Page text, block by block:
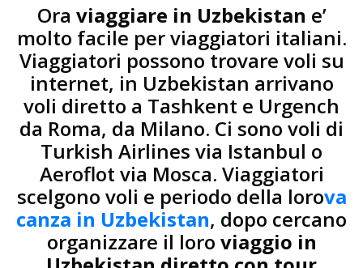
Ora viaggiare in Uzbekistan e’
molto facile per viaggiatori italiani.
Viaggiatori possono trovare voli su
internet, in Uzbekistan arrivano
voli diretto a Tashkent e Urgench
da Roma, da Milano. Ci sono voli di
Turkish Airlines via Istanbul o
Aeroflot via Mosca. Viaggiatori
scelgono voli e periodo della lorova
canza in Uzbekistan, dopo cercano
organizzare il loro viaggio in